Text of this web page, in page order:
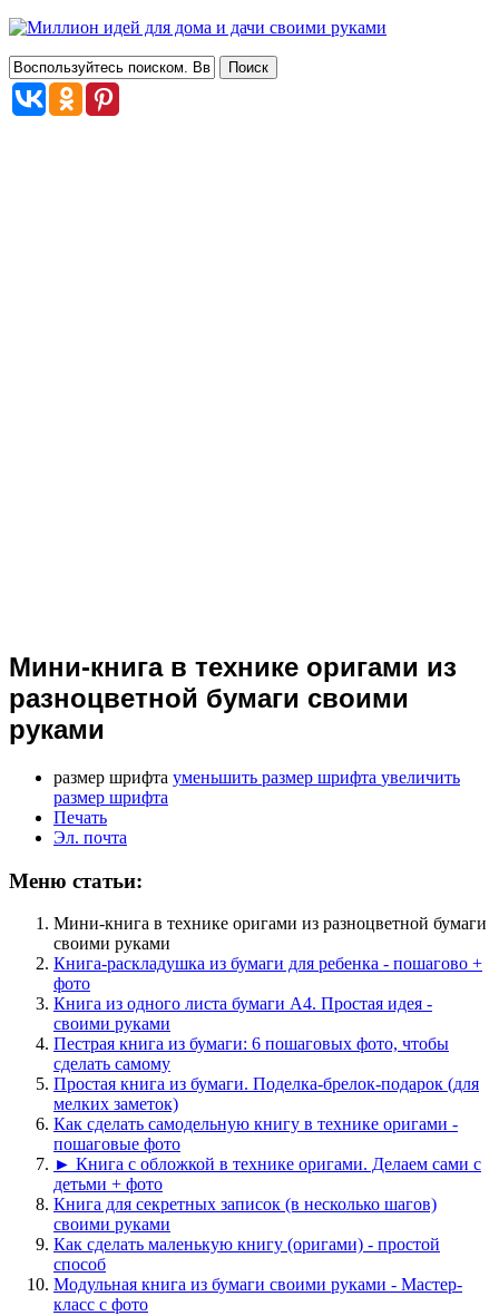
Мини-книга в технике оригами из
разноцветной бумаги своими
руками
размер шрифта уменьшить размер шрифта увеличить
размер шрифта
Печать
Эл. почта
Меню статьи:
Мини-книга в технике оригами из разноцветной бумаги
своими руками
Книга-раскладушка из бумаги для ребенка - пошагово +
фото
Книга из одного листа бумаги А4. Простая идея -
своими руками
Пестрая книга из бумаги: 6 пошаговых фото, чтобы
сделать самому
Простая книга из бумаги. Поделка-брелок-подарок (для
мелких заметок)
Как сделать самодельную книгу в технике оригами -
пошаговые фото
► Книга с обложкой в технике оригами. Делаем сами с
детьми + фото
Книга для секретных записок (в несколько шагов)
своими руками
Как сделать маленькую книгу (оригами) - простой
способ
Модульная книга из бумаги своими руками - Мастер-
класс с фото